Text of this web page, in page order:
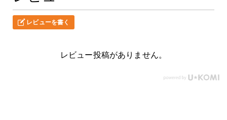
レビューを書く
レビュー投稿がありません。